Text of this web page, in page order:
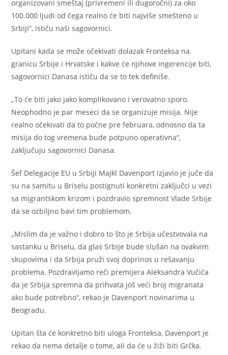
organizovani smeštaj (privremeni ili dugoročni) za oko
100.000 ljudi od čega realno će biti najviše smešteno u
Srbiji“, ističu naši sagovornici.
Upitani kada se može očekivati dolazak Fronteksa na
granicu Srbije i Hrvatske i kakve će njihove ingerencije biti,
sagovornici Danasa ističu da se to tek definiše.
„To će biti jako jako komplikovano i verovatno sporo.
Neophodno je par meseci da se organizuje misija. Nije
realno očekivati da to počne pre februara, odnosno da ta
misija do tog vremena bude potpuno operativna“,
zaključuju sagovornici Danasa.
Šef Delegacije EU u Srbiji Majkl Davenport izjavio je juče da
su na samitu u Briselu postignuti konkretni zaključci u vezi
sa migrantskom krizom i pozdravio spremnost Vlade Srbije
da se ozbiljno bavi tim problemom.
„Mislim da je važno i dobro to što je Srbija učestvovala na
sastanku u Briselu, da glas Srbije bude slušan na ovakvim
skupovima i da Srbija pruži svoj doprinos u rešavanju
problema. Pozdravljamo reči premijera Aleksandra Vučića
da je Srbija spremna da prihvata još veći broj migranata
ako bude potrebno“, rekao je Davenport novinarima u
Beogradu.
Upitan šta će konkretno biti uloga Fronteksa, Davenport je
rekao da nema detalje o tome, ali da će u žiži biti Grčka.